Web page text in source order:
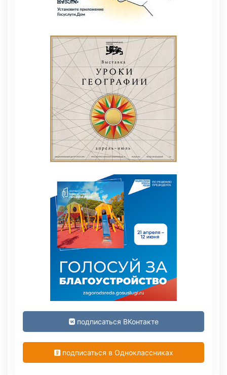
подписаться ВКонтакте
подписаться в Одноклассниках